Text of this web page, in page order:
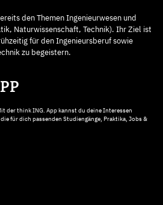
den Themen Ingenieurwesen und
Naturwissenschaft, Technik). Ihr Ziel ist
für den Ingenieursberuf sowie
zu begeistern.
der think ING. App kannst du deine Interessen
für dich passenden Studiengänge, Praktika, Jobs &